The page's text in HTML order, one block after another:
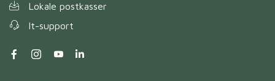
Lokale postkasser
It-support